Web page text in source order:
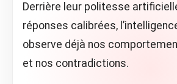
Derrière leur politesse
réponses calibrées,
observe déjà nos
et nos contradictions.